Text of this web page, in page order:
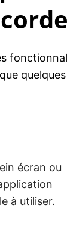
écran ou
à utiliser.